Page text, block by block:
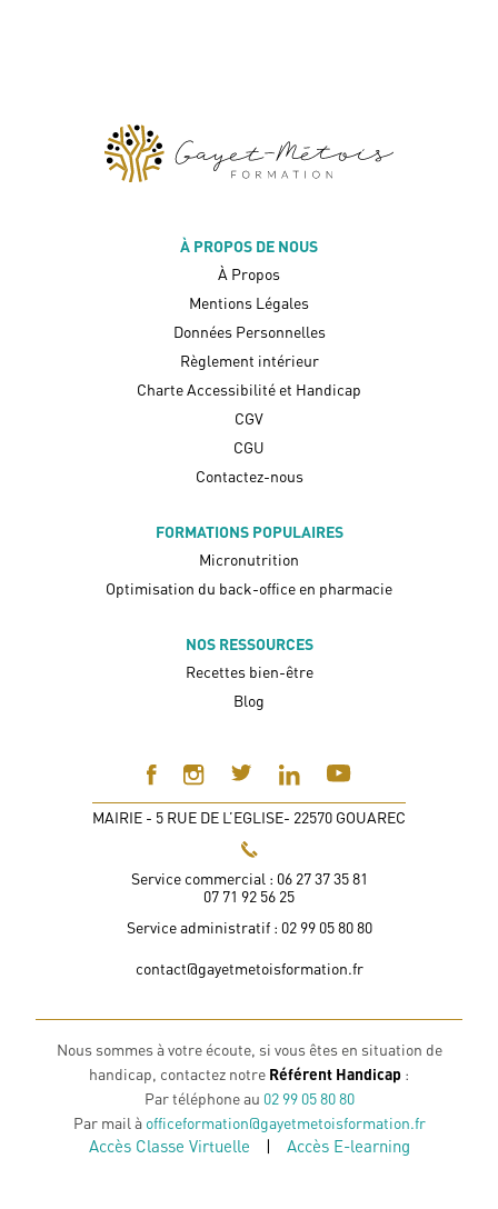
À PROPOS DE NOUS
À Propos
Mentions Légales
Données Personnelles
Règlement intérieur
Charte Accessibilité et Handicap
CGV
CGU
Contactez-nous
FORMATIONS POPULAIRES
Micronutrition
Optimisation du back-office en pharmacie
NOS RESSOURCES
Recettes bien-être
Blog
MAIRIE - 5 RUE DE L’EGLISE- 22570 GOUAREC
Service commercial : 06 27 37 35 81
07 71 92 56 25
Service administratif : 02 99 05 80 80
contact@gayetmetoisformation.fr
Nous sommes à votre écoute, si vous êtes en situation de
handicap, contactez notre Référent Handicap :
Par téléphone au 02 99 05 80 80
Par mail à officeformation@gayetmetoisformation.fr
Accès Classe Virtuelle | Accès E-learning